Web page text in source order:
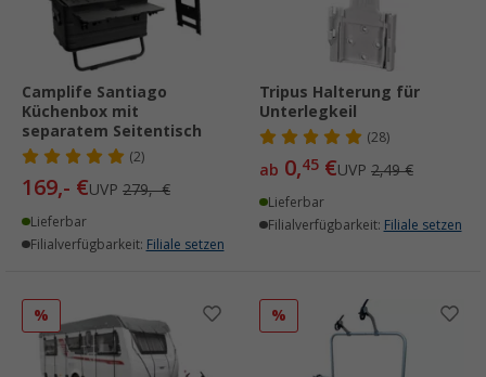
Camplife Santiago
Küchenbox mit
separatem Seitentisch
(2)
169,- €UVP 279,- €
Lieferbar
Filialverfügbarkeit: Filiale setzen
Tripus Halterung für
Unterlegkeil
(28)
ab 0,45 €UVP 2,49 €
Lieferbar
Filialverfügbarkeit: Filiale setzen
% %